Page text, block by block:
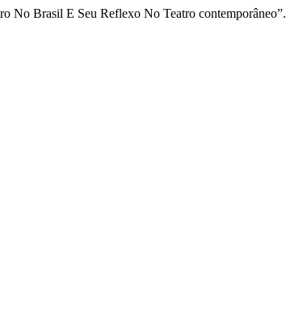
No Brasil E Seu Reflexo No Teatro contemporâneo”.